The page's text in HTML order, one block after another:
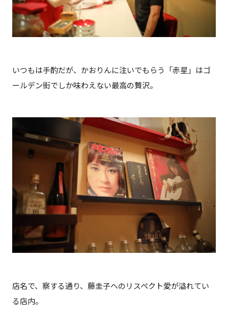
いつもは手酌だが、かおりんに注いでもらう「赤星」はゴ
ールデン街でしか味わえない最高の贅沢。
店名で、察する通り、藤圭子へのリスペクト愛が溢れてい
る店内。